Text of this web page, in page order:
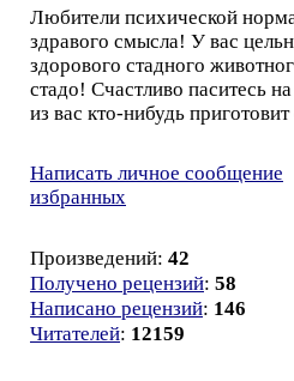
Любители психической
здравого смысла! У вас
здорового стадного
стадо! Счастливо паситесь
из вас кто-нибудь
Написать личное сообщение
избранных
Произведений: 42
Получено рецензий: 58
Написано рецензий: 146
Читателей: 12159